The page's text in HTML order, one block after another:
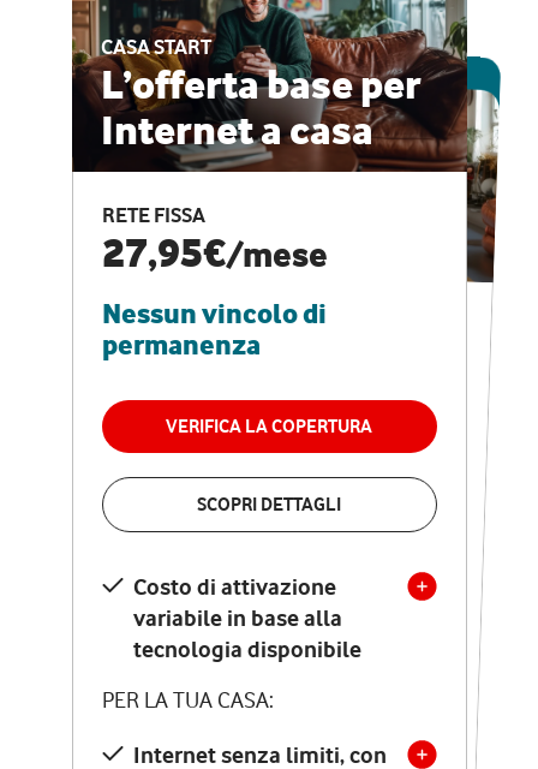
CASA START
L’offerta base per
Internet a casa
RETE FISSA
27,95€/mese
Nessun vincolo di
permanenza
VERIFICA LA COPERTURA
SCOPRI DETTAGLI
Costo di attivazione
variabile in base alla
tecnologia disponibile
PER LA TUA CASA:
Internet senza limiti, con
ESCLUSIVA ONLINE
CASA PRO
Internet veloce e
vantaggi speciali
RETE FISSA + VODAFONE CLUB
29,95€
permanenza
VERIFICA LA COPERTURA
Costo di attivazione
variabile in base alla
tecnologia disponibile
PER LA TUA CASA:
Internet senza limiti, con
la migliore tecnologia